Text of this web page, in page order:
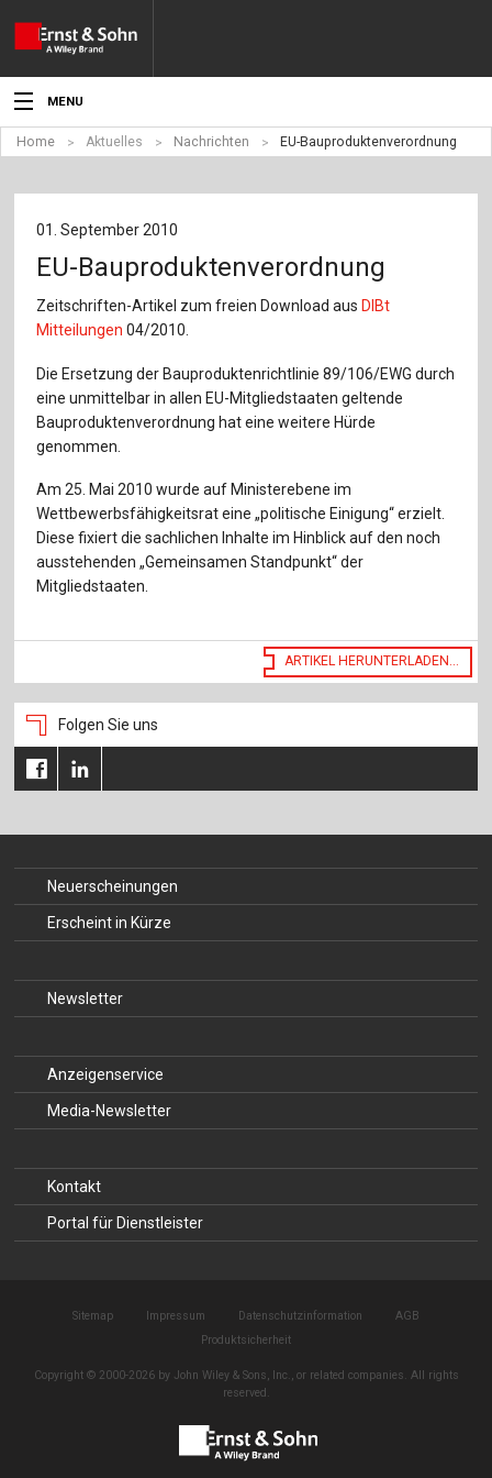
MENU
Aktuelles
Fachgebiete
Werben
Service
Für Autor:innen
Verlag
Sprache / Language: DE
Home Aktuelles Nachrichten EU-Bauproduktenverordnung
01. September 2010
EU-Bauproduktenverordnung
Zeitschriften-Artikel zum freien Download aus DIBt
Mitteilungen 04/2010.
Die Ersetzung der Bauproduktenrichtlinie 89/106/EWG durch
eine unmittelbar in allen EU-Mitgliedstaaten geltende
Bauproduktenverordnung hat eine weitere Hürde
genommen.
Am 25. Mai 2010 wurde auf Ministerebene im
Wettbewerbsfähigkeitsrat eine „politische Einigung“ erzielt.
Diese fixiert die sachlichen Inhalte im Hinblick auf den noch
ausstehenden „Gemeinsamen Standpunkt“ der
Mitgliedstaaten.
ARTIKEL HERUNTERLADEN...
Folgen Sie uns
Neuerscheinungen
Erscheint in Kürze
Newsletter
Anzeigenservice
Media-Newsletter
Kontakt
Portal für Dienstleister
Sitemap Impressum Datenschutzinformation
AGB
Produktsicherheit
Copyright © 2000-2026 by John Wiley & Sons, Inc., or related companies. All rights
reserved.